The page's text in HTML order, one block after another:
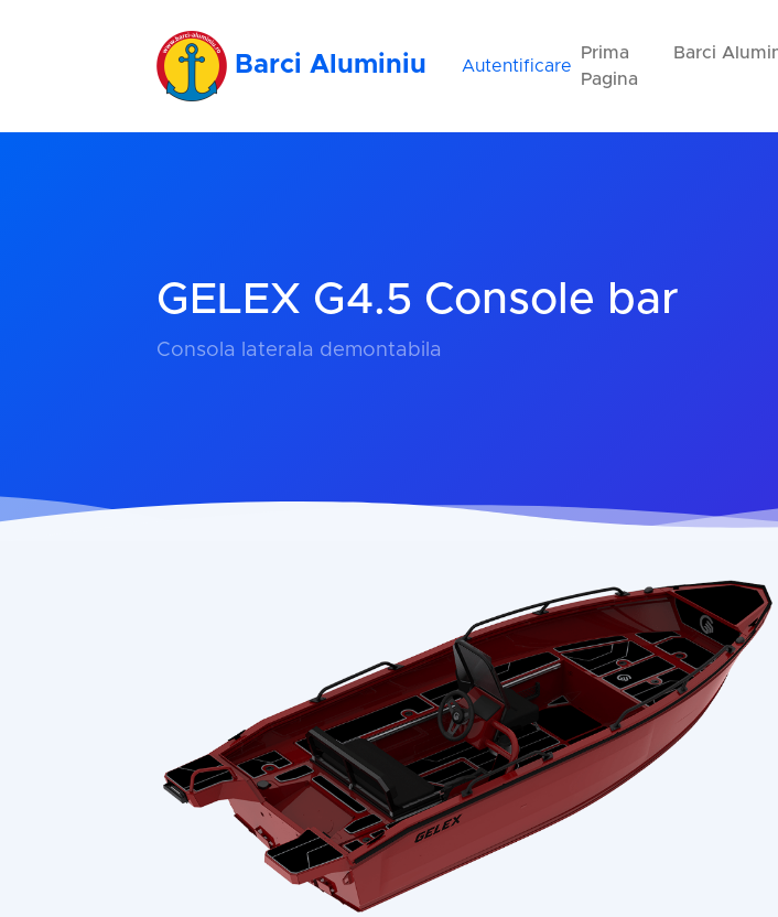
Barci Aluminiu Autentificare
Prima
Pagina
Barci
GELEX G4.5 Console bar
Consola laterala demontabila